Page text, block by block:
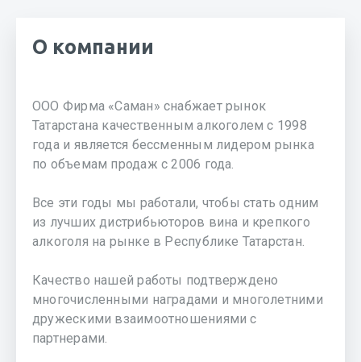
О компании
ООО Фирма «Саман» снабжает рынок
Татарстана качественным алкоголем с 1998
года и является бессменным лидером рынка
по объемам продаж с 2006 года.
Все эти годы мы работали, чтобы стать одним
из лучших дистрибьюторов вина и крепкого
алкоголя на рынке в Республике Татарстан.
Качество нашей работы подтверждено
многочисленными наградами и многолетними
дружескими взаимоотношениями c
партнерами.